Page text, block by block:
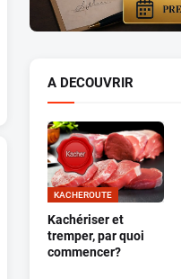
A DECOUVRIR
KACHEROUTE
Kachériser et
tremper, par quoi
commencer?